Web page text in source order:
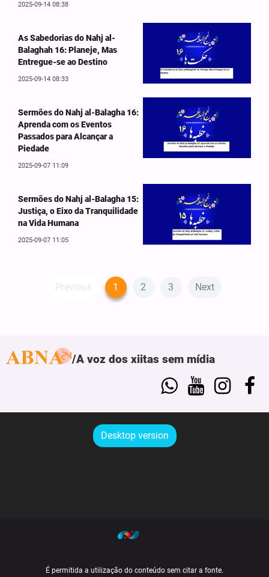
2025-09-14 08:38
As Sabedorias do Nahj al-
Balaghah 16: Planeje, Mas
Entregue-se ao Destino
2025-09-14 08:33
Sermões do Nahj al-Balagha 16:
Aprenda com os Eventos
Passados para Alcançar a
Piedade
2025-09-07 11:09
Sermões do Nahj al-Balagha 15:
Justiça, o Eixo da Tranquilidade
na Vida Humana
2025-09-07 11:05
Previous 1 2 3 Next
A voz dos xiitas sem mídia
Desktop version
É permitida a utilização do conteúdo sem citar a fonte.